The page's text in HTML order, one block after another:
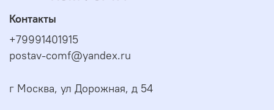
Контакты
+79991401915
postav-comf@yandex.ru
г Москва, ул Дорожная, д 54